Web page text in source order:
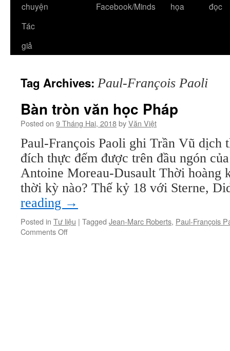
chuyện
Facebook/Minds
họa
đọc
Tác
giả
Tag Archives: Paul-François Paoli
Bàn tròn văn học Pháp
Posted on 9 Tháng Hai, 2018byVăn Việt
Paul-François Paoli ghi Trần Vũ dịch
đích thực đếm được trên đầu ngón
Antoine Moreau-Dusault Thời hoàng
thời kỳ nào? Thế kỷ 18 với Sterne,
reading →
Posted in Tư liệu | Tagged Jean-Marc Roberts, Paul-François
Comments Offon